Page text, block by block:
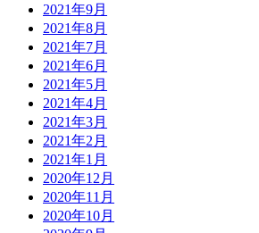
2021年9月
2021年8月
2021年7月
2021年6月
2021年5月
2021年4月
2021年3月
2021年2月
2021年1月
2020年12月
2020年11月
2020年10月